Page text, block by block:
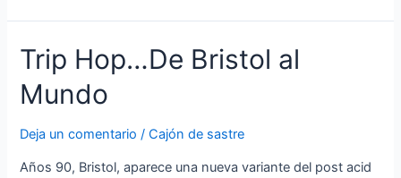
Trip Hop…De Bristol al
Mundo
Deja un comentario /Cajón de sastre
Años 90, Bristol, aparece una nueva variante del post acid